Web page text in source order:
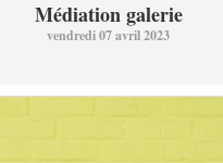
Médiation galerie
vendredi 07 avril 2023